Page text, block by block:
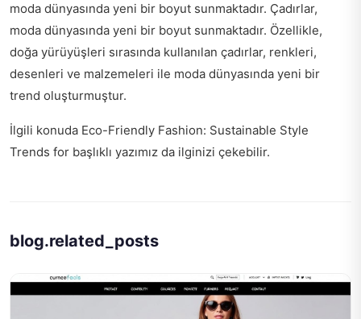
moda dünyasında yeni bir boyut sunmaktadır. Çadırlar,
moda dünyasında yeni bir boyut sunmaktadır. Özellikle,
doğa yürüyüşleri sırasında kullanılan çadırlar, renkleri,
desenleri ve malzemeleri ile moda dünyasında yeni bir
trend oluşturmuştur.
İlgili konuda Eco-Friendly Fashion: Sustainable Style
Trends for başlıklı yazımız da ilginizi çekebilir.
blog.related_posts